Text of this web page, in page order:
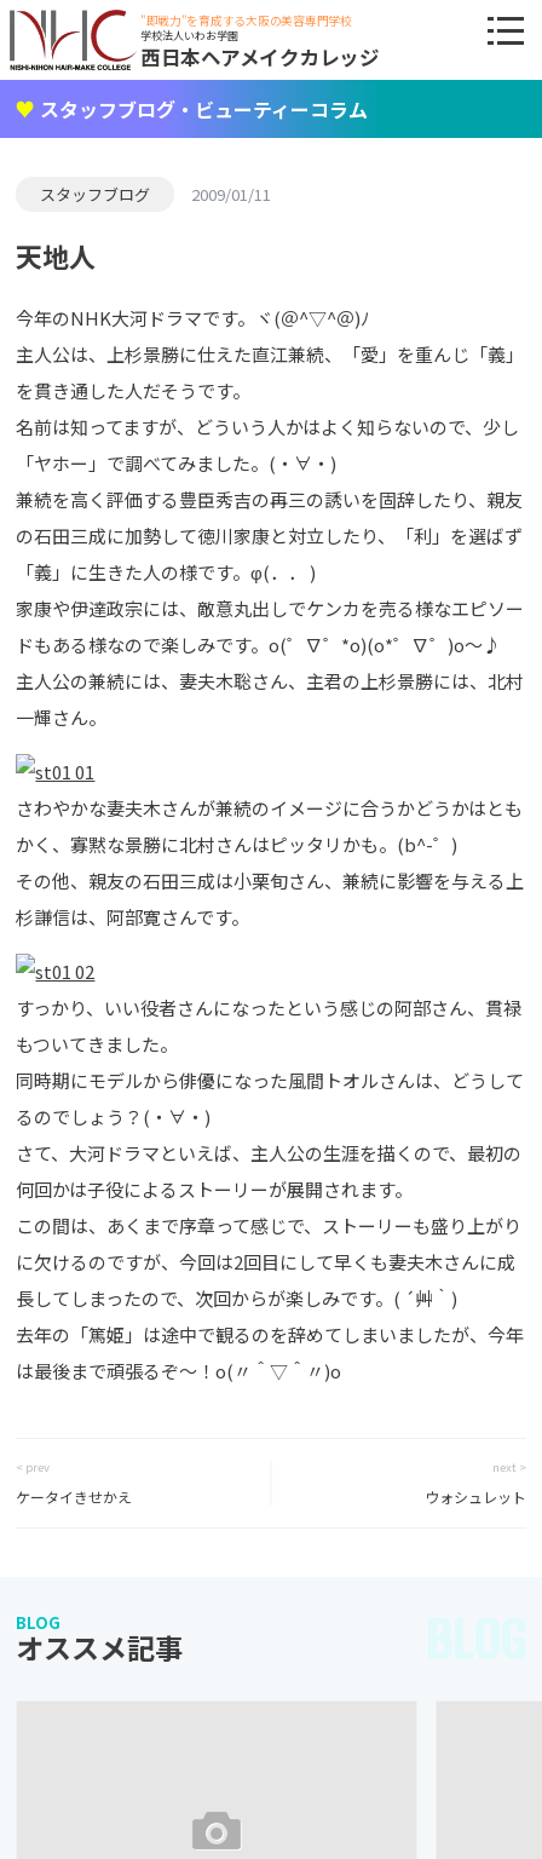
"即戦力"を育成する大阪の美容専門学校
学校法人いわお学園
西日本ヘアメイクカレッジ
スタッフブログ・ビューティーコラム
スタッフブログ 2009/01/11
天地人
今年のNHK大河ドラマです。ヾ(＠^▽^＠)ﾉ
主人公は、上杉景勝に仕えた直江兼続、「愛」を重んじ「義」
を貫き通した人だそうです。
名前は知ってますが、どういう人かはよく知らないので、少し
「ヤホー」で調べてみました。(・∀・)
兼続を高く評価する豊臣秀吉の再三の誘いを固辞したり、親友
の石田三成に加勢して徳川家康と対立したり、「利」を選ばず
「義」に生きた人の様です。φ(．． )
家康や伊達政宗には、敵意丸出しでケンカを売る様なエピソー
ドもある様なので楽しみです。o(゜∇゜*o)(o*゜∇゜)o～♪
主人公の兼続には、妻夫木聡さん、主君の上杉景勝には、北村
一輝さん。
さわやかな妻夫木さんが兼続のイメージに合うかどうかはとも
かく、寡黙な景勝に北村さんはピッタリかも。(b^-゜)
その他、親友の石田三成は小栗旬さん、兼続に影響を与える上
杉謙信は、阿部寛さんです。
すっかり、いい役者さんになったという感じの阿部さん、貫禄
もついてきました。
同時期にモデルから俳優になった風間トオルさんは、どうして
るのでしょう？(・∀・)
さて、大河ドラマといえば、主人公の生涯を描くので、最初の
何回かは子役によるストーリーが展開されます。
この間は、あくまで序章って感じで、ストーリーも盛り上がり
に欠けるのですが、今回は2回目にして早くも妻夫木さんに成
長してしまったので、次回からが楽しみです。( ´艸｀)
去年の「篤姫」は途中で観るのを辞めてしまいましたが、今年
は最後まで頑張るぞ～！o(〃＾▽＾〃)o
< prev
ケータイきせかえ
next >
ウォシュレット
BLOG
オススメ記事